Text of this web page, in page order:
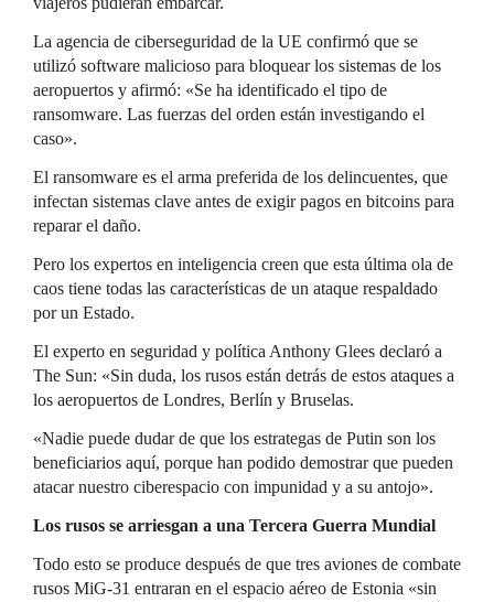
La agencia de ciberseguridad de la UE confirmó que se
utilizó software malicioso para bloquear los sistemas de los
aeropuertos y afirmó: «Se ha identificado el tipo de
ransomware. Las fuerzas del orden están investigando el
caso».
El ransomware es el arma preferida de los delincuentes, que
infectan sistemas clave antes de exigir pagos en bitcoins para
reparar el daño.
Pero los expertos en inteligencia creen que esta última ola de
caos tiene todas las características de un ataque respaldado
por un Estado.
El experto en seguridad y política Anthony Glees declaró a
The Sun: «Sin duda, los rusos están detrás de estos ataques a
los aeropuertos de Londres, Berlín y Bruselas.
«Nadie puede dudar de que los estrategas de Putin son los
beneficiarios aquí, porque han podido demostrar que pueden
atacar nuestro ciberespacio con impunidad y a su antojo».
Los rusos se arriesgan a una Tercera Guerra Mundial
Todo esto se produce después de que tres aviones de combate
rusos MiG-31 entraran en el espacio aéreo de Estonia «sin